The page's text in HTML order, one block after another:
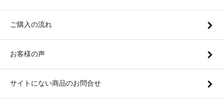
ご購入の流れ
お客様の声
サイトにない商品のお問合せ